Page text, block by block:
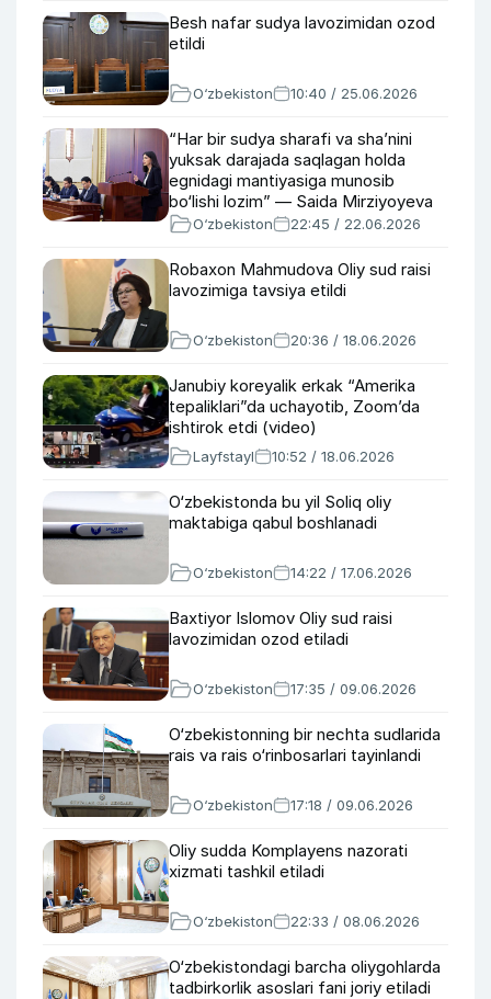
Besh nafar sudya lavozimidan ozod
etildi
O‘zbekiston 10:40 / 25.06.2026
“Har bir sudya sharafi va sha’nini
yuksak darajada saqlagan holda
egnidagi mantiyasiga munosib
bo‘lishi lozim” — Saida Mirziyoyeva
O‘zbekiston 22:45 / 22.06.2026
Robaxon Mahmudova Oliy sud raisi
lavozimiga tavsiya etildi
O‘zbekiston 20:36 / 18.06.2026
Janubiy koreyalik erkak “Amerika
tepaliklari”da uchayotib, Zoom’da
ishtirok etdi (video)
Layfstayl 10:52 / 18.06.2026
O‘zbekistonda bu yil Soliq oliy
maktabiga qabul boshlanadi
O‘zbekiston 14:22 / 17.06.2026
Baxtiyor Islomov Oliy sud raisi
lavozimidan ozod etiladi
O‘zbekiston 17:35 / 09.06.2026
O‘zbekistonning bir nechta sudlarida
rais va rais o‘rinbosarlari tayinlandi
O‘zbekiston 17:18 / 09.06.2026
Oliy sudda Komplayens nazorati
xizmati tashkil etiladi
O‘zbekiston 22:33 / 08.06.2026
O‘zbekistondagi barcha oliygohlarda
tadbirkorlik asoslari fani joriy etiladi